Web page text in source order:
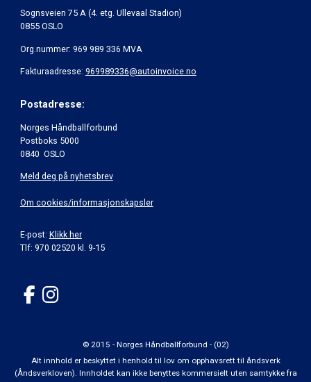
Sognsveien 75 A (4. etg. Ullevaal Stadion)
0855 OSLO
Org.nummer: 969 989 336 MVA
Fakturaadresse: 969989336@autoinvoice.no
Postadresse:
Norges Håndballforbund
Postboks 5000
0840 OSLO
Meld deg på nyhetsbrev
Om cookies/informasjonskapsler
E-post: Klikk her
Tlf: 970 02520 kl. 9-15
© 2015 - Norges Håndballforbund - (02)
Alt innhold er beskyttet i henhold til lov om opphavsrett til åndsverk
(Åndsverkloven). Innholdet kan ikke benyttes kommersielt uten samtykke fra